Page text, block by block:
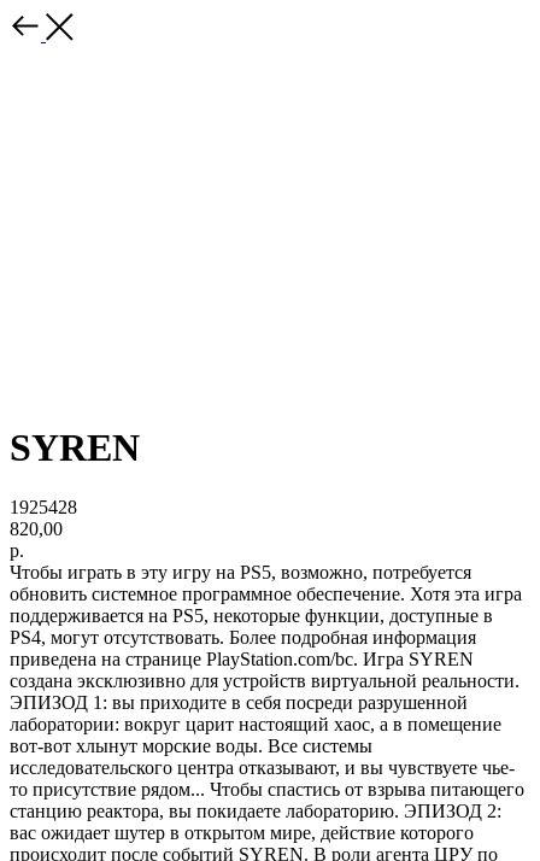
SYREN
1925428
820,00
р.
Чтобы играть в эту игру на PS5, возможно, потребуется
обновить системное программное обеспечение. Хотя эта игра
поддерживается на PS5, некоторые функции, доступные в
PS4, могут отсутствовать. Более подробная информация
приведена на странице PlayStation.com/bc. Игра SYREN
создана эксклюзивно для устройств виртуальной реальности.
ЭПИЗОД 1: вы приходите в себя посреди разрушенной
лаборатории: вокруг царит настоящий хаос, а в помещение
вот-вот хлынут морские воды. Все системы
исследовательского центра отказывают, и вы чувствуете чье-
то присутствие рядом... Чтобы спастись от взрыва питающего
станцию реактора, вы покидаете лабораторию. ЭПИЗОД 2:
вас ожидает шутер в открытом мире, действие которого
происходит после событий SYREN. В роли агента ЦРУ по